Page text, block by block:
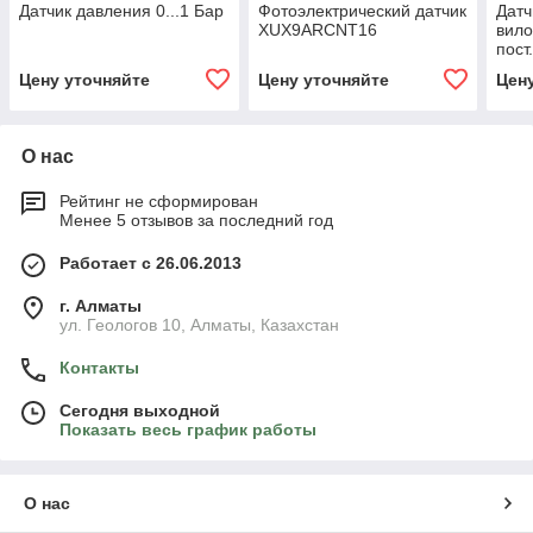
Датчик давления 0...1 Бар
Цену уточняйте
Фотоэлектрический датчик
XUX9ARCNT16
Цену уточняйте
О нас
Рейтинг не сформирован
Менее 5 отзывов за последний год
Работает с 26.06.2013
г. Алматы
ул. Геологов 10, Алматы, Казахстан
Контакты
Сегодня выходной
Показать весь график работы
О нас